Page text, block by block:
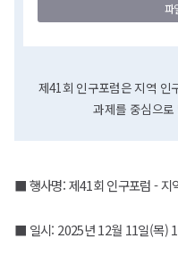
파
제41회 인구포럼은 지역 인
과제를 중심으
■ 행사명: 제41회 인구포럼 - 지
■ 일시: 2025년 12월 11일(목)